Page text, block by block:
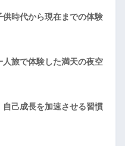
供時代から現在までの体験
人旅で体験した満天の夜空
自己成長を加速させる習慣